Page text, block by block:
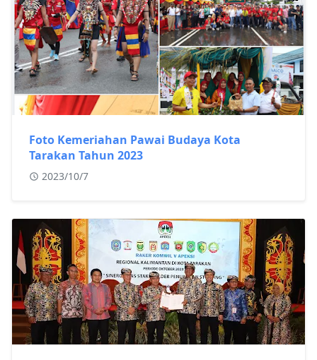
Foto Kemeriahan Pawai Budaya Kota
Tarakan Tahun 2023
2023/10/7